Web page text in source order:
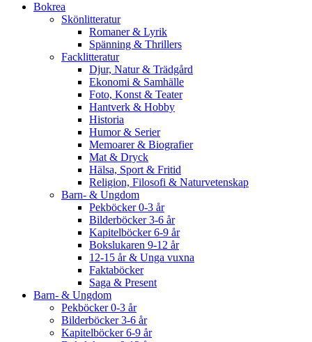
Bokrea
Skönlitteratur
Romaner & Lyrik
Spänning & Thrillers
Facklitteratur
Djur, Natur & Trädgård
Ekonomi & Samhälle
Foto, Konst & Teater
Hantverk & Hobby
Historia
Humor & Serier
Memoarer & Biografier
Mat & Dryck
Hälsa, Sport & Fritid
Religion, Filosofi & Naturvetenskap
Barn- & Ungdom
Pekböcker 0-3 år
Bilderböcker 3-6 år
Kapitelböcker 6-9 år
Bokslukaren 9-12 år
12-15 år & Unga vuxna
Faktaböcker
Saga & Present
Barn- & Ungdom
Pekböcker 0-3 år
Bilderböcker 3-6 år
Kapitelböcker 6-9 år